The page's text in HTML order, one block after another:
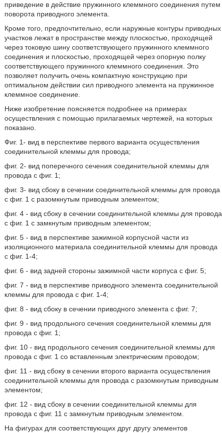
приведение в действие пружинного клеммного соединения путем
поворота приводного элемента.
Кроме того, предпочтительно, если наружные контуры приводных
участков лежат в пространстве между плоскостью, проходящей
через токовую шину соответствующего пружинного клеммного
соединения и плоскостью, проходящей через опорную полку
соответствующего пружинного клеммного соединения. Это
позволяет получить очень компактную конструкцию при
оптимальном действии сил приводного элемента на пружинное
клеммное соединение.
Ниже изобретение поясняется подробнее на примерах
осуществления с помощью прилагаемых чертежей, на которых
показано.
Фиг. 1- вид в перспективе первого варианта осуществления
соединительной клеммы для провода;
фиг. 2- вид поперечного сечения соединительной клеммы для
провода с фиг. 1;
фиг. 3- вид сбоку в сечении соединительной клеммы для провода
с фиг. 1 с разомкнутым приводным элементом;
фиг. 4 - вид сбоку в сечении соединительной клеммы для провода
с фиг. 1 с замкнутым приводным элементом;
фиг. 5 - вид в перспективе зажимной корпусной части из
изоляционного материала соединительной клеммы для провода
с фиг. 1-4;
фиг. 6 - вид задней стороны зажимной части корпуса с фиг. 5;
фиг. 7 - вид в перспективе приводного элемента соединительной
клеммы для провода с фиг. 1-4;
фиг. 8 - вид сбоку в сечении приводного элемента с фиг. 7;
фиг. 9 - вид продольного сечения соединительной клеммы для
провода с фиг. 1;
фиг. 10 - вид продольного сечения соединительной клеммы для
провода с фиг. 1 со вставленным электрическим проводом;
фиг. 11 - вид сбоку в сечении второго варианта осуществления
соединительной клеммы для провода с разомкнутым приводным
элементом;
фиг. 12 - вид сбоку в сечении соединительной клеммы для
провода с фиг. 11 с замкнутым приводным элементом.
На фигурах для соответствующих друг другу элементов